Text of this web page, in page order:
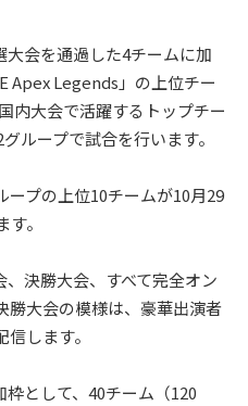
会を通過した4チームに加
Apex Legends」の上位チー
内大会で活躍するトップチー
ループで試合を行います。
ープの上位10チームが10月29
。
決勝大会、すべて完全オン
勝大会の模様は、豪華出演者
します。
として、40チーム（120